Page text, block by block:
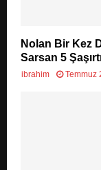
Nolan Bir Kez
Sarsan 5
ibrahim Temmuz